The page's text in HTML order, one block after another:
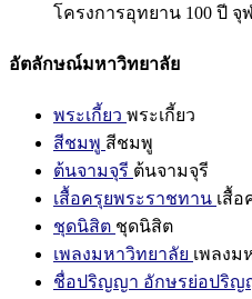
โครงการอุทยาน 100 ปี
อัตลักษณ์มหาวิทยาลัย
พระเกี้ยว พระเกี้ยว
สีชมพู สีชมพู
ต้นจามจุรี ต้นจามจุรี
เสื้อครุยพระราชทาน เสื้
ชุดนิสิต ชุดนิสิต
เพลงมหาวิทยาลัย เพลงม
ชื่อปริญญา อักษรย่อปริญ